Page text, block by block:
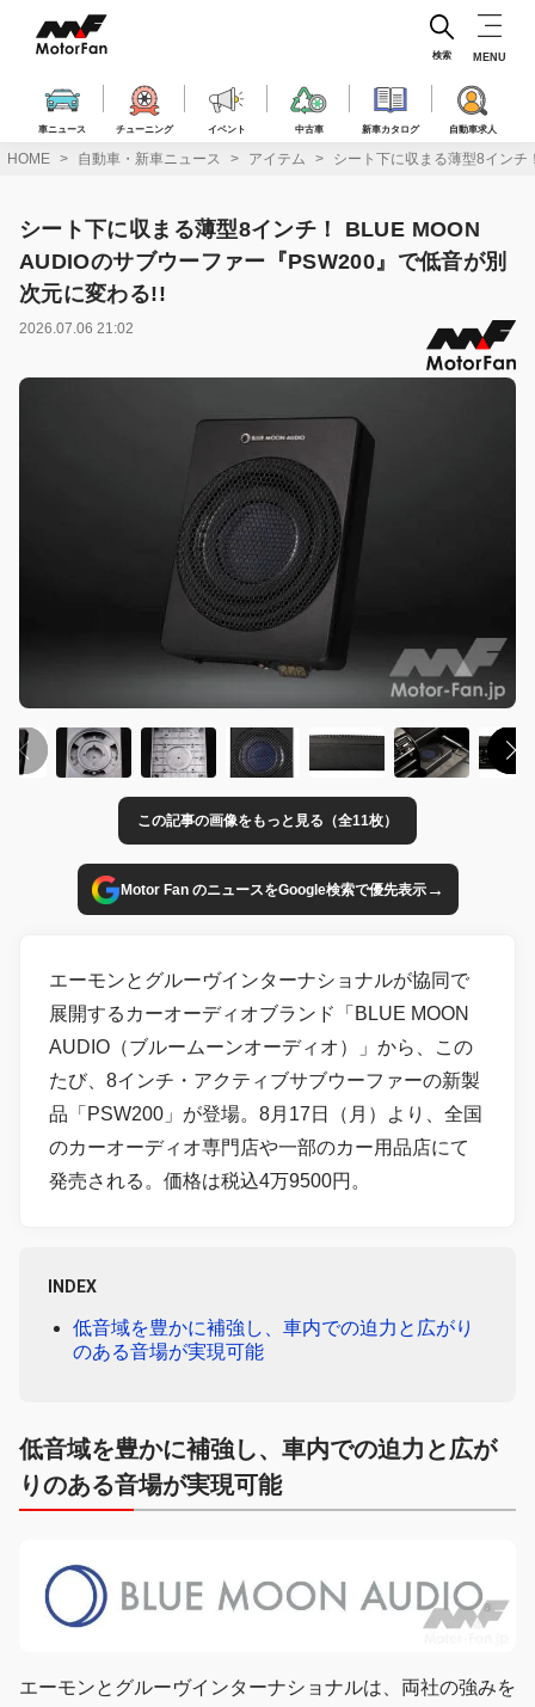
ス
車ニュース チューニング イベント 中古車 新車カタログ 自動車求人
検索 MENU
HOME 自動車・新車ニュース アイテム シート下に収まる薄型8インチ
シート下に収まる薄型8インチ！ BLUE MOON
AUDIOのサブウーファー『PSW200』で低音が別
次元に変わる!!
2026.07.06 21:02
この記事の画像をもっと見る（全11枚）
Motor Fan のニュースをGoogle検索で優先表示→
エーモンとグルーヴインターナショナルが協同で
展開するカーオーディオブランド「BLUE MOON
AUDIO（ブルームーンオーディオ）」から、この
たび、8インチ・アクティブサブウーファーの新製
品「PSW200」が登場。8月17日（月）より、全国
のカーオーディオ専門店や一部のカー用品店にて
発売される。価格は税込4万9500円。
INDEX
低音域を豊かに補強し、車内での迫力と広がり
のある音場が実現可能
低音域を豊かに補強し、車内での迫力と広が
りのある音場が実現可能
エーモンとグルーヴインターナショナルは、両社の強みを